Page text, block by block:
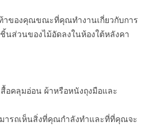
ท้าของคุณขณะที่คุณทำงานเกี่ยวกับการ
นส่วนของไม้อัดลงในห้องใต้หลังคา
อคลุมอ่อน ผ้าหรือหนังถุงมือและ
ารถเห็นสิ่งที่คุณกำลังทำและที่ที่คุณจะ